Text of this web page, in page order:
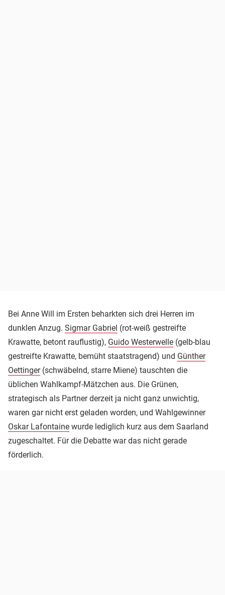
Bei Anne Will im Ersten beharkten sich drei Herren im
dunklen Anzug. Sigmar Gabriel (rot-weiß gestreifte
Krawatte, betont rauflustig), Guido Westerwelle (gelb-blau
gestreifte Krawatte, bemüht staatstragend) und Günther
Oettinger(schwäbelnd, starre Miene) tauschten die
üblichen Wahlkampf-Mätzchen aus. Die Grünen,
strategisch als Partner derzeit ja nicht ganz unwichtig,
waren gar nicht erst geladen worden, und Wahlgewinner
Oskar Lafontaine wurde lediglich kurz aus dem Saarland
zugeschaltet. Für die Debatte war das nicht gerade
förderlich.